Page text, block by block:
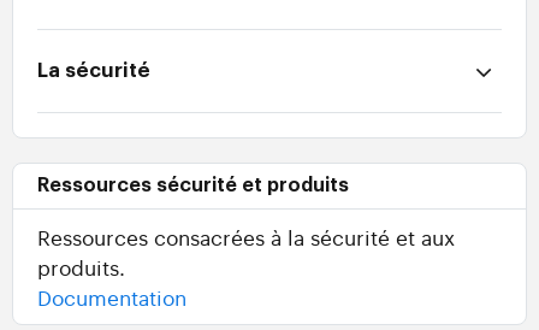
La sécurité
Ressources sécurité et produits
Ressources consacrées à la sécurité et aux
produits.
Documentation